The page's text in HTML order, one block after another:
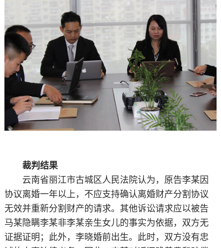
裁判结果
云南省丽江市古城区人民法院认为，原告李某因
协议离婚一年以上，不应支持确认离婚财产分割协议
无效并重新分割财产的请求。其他诉讼请求应以被告
马某隐瞒李某非李某亲生女儿的事实为依据，双方无
证据证明；此外，李晓婚前出生。此时，双方没有忠